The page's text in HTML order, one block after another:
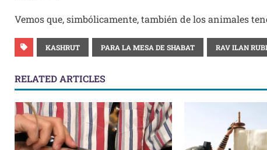
Vemos que, simbólicamente, también de los animales
KASHRUT PARA LA MESA DE SHABAT RAV ILAN
RELATED ARTICLES